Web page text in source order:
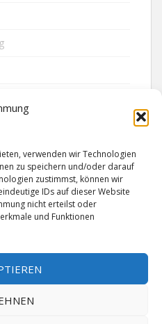
verwenden wir Technologien
zu speichern und/oder darauf
zustimmst, können wir
IDs auf dieser Website
nicht erteilst oder
und Funktionen